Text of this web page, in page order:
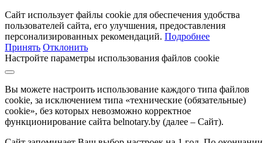
Сайт использует файлы cookie для обеспечения удобства
пользователей сайта, его улучшения, предоставления
персонализированных рекомендаций. Подробнее
Принять Отклонить
Настройте параметры использования файлов cookie
Вы можете настроить использование каждого типа файлов
cookie, за исключением типа «технические (обязательные)
cookie», без которых невозможно корректное
функционирование сайта belnotary.by (далее – Сайт).